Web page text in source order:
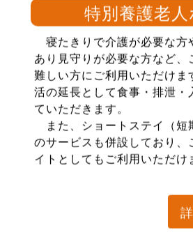
特別養護老
寝たきりで介護が必要な方
あり見守りが必要な方など、
難しい方にご利用いただけま
活の延長として食事・排泄・
ていただきます。
また、ショートステイ（短
のサービスも併設しており、
イトとしてもご利用いただけ